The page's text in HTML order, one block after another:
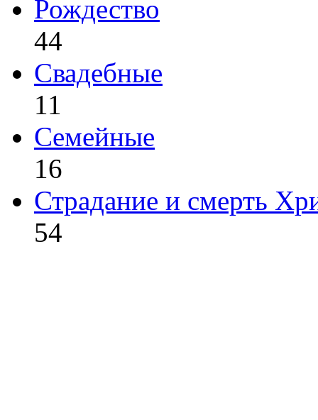
Рождество
44
Свадебные
11
Семейные
16
Страдание и смерть
54